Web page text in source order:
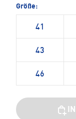
Größe:
41
43
46